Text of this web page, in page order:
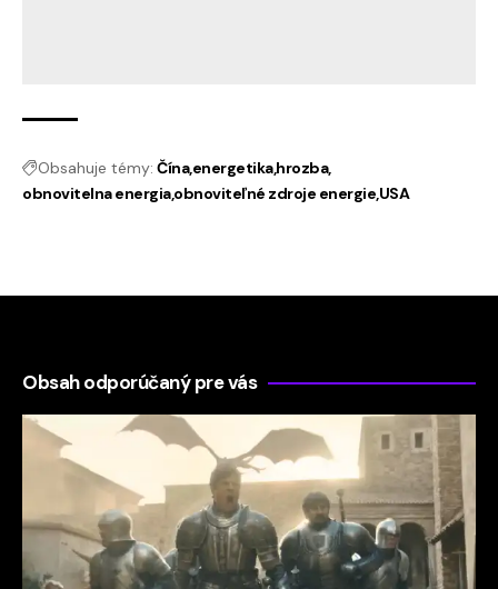
Obsahuje témy: Čínaenergetikahrozba
obnovitelna energiaobnoviteľné zdroje energieUSA
Obsah odporúčaný pre vás